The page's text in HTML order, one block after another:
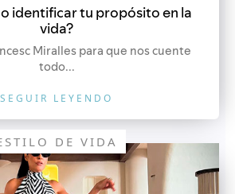
identificar tu propósito en la
vida?
Miralles para que nos cuente
todo...
SEGUIR LEYENDO
DE VIDA